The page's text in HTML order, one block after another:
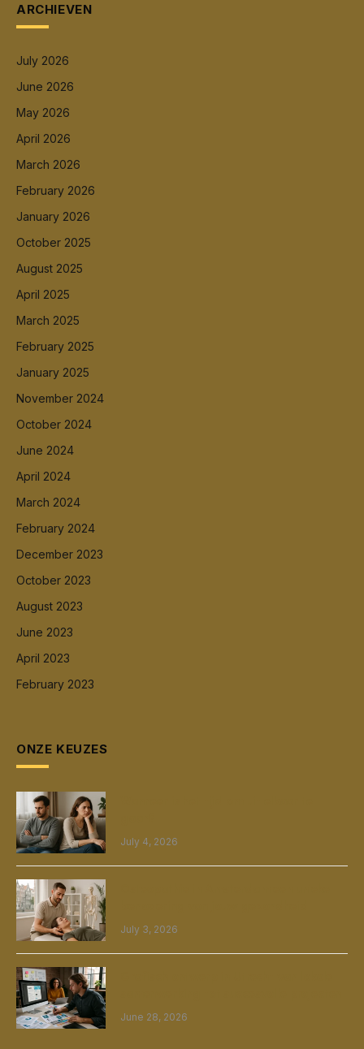
ARCHIEVEN
July 2026
June 2026
May 2026
April 2026
March 2026
February 2026
January 2026
October 2025
August 2025
April 2025
March 2025
February 2025
January 2025
November 2024
October 2024
June 2024
April 2024
March 2024
February 2024
December 2023
October 2023
August 2023
June 2023
April 2023
February 2023
ONZE KEUZES
July 4, 2026
July 3, 2026
June 28, 2026